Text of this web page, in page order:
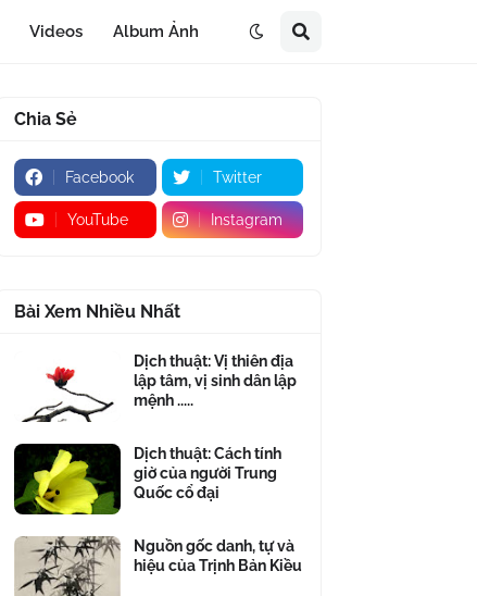
Videos Album Ảnh
Chia Sẻ
Facebook Twitter
YouTube Instagram
Bài Xem Nhiều Nhất
Dịch thuật: Vị thiên địa
lập tâm, vị sinh dân lập
mệnh .....
Dịch thuật: Cách tính
giờ của người Trung
Quốc cổ đại
Nguồn gốc danh, tự và
hiệu của Trịnh Bản Kiều